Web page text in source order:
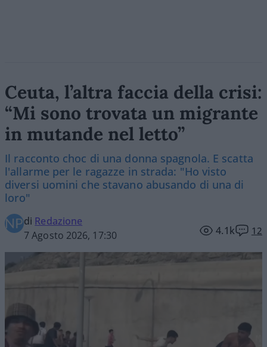
Ceuta, l’altra faccia della crisi:
“Mi sono trovata un migrante
in mutande nel letto”
Il racconto choc di una donna spagnola. E scatta
l'allarme per le ragazze in strada: "Ho visto
diversi uomini che stavano abusando di una di
loro"
di Redazione
7 Agosto 2026, 17:30
4.1k 12